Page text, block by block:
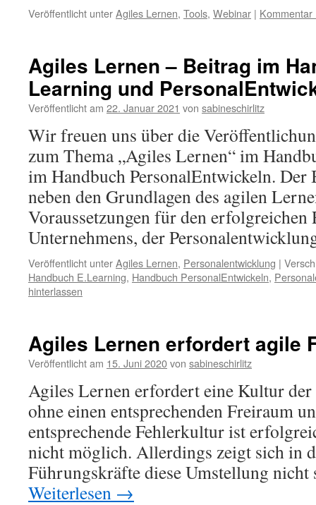
Veröffentlicht unterAgiles Lernen, Tools, Webinar | Kommentar
Agiles Lernen – Beitrag im
Learning und
Veröffentlicht am 22. Januar 2021 von sabineschirlitz
Wir freuen uns über die
zum Thema „Agiles Lernen“ im
im Handbuch PersonalEntwickeln. Der
neben den Grundlagen des agilen
Voraussetzungen für den erfolgreichen
Unternehmens, der
Veröffentlicht unterAgiles Lernen, Personalentwicklung |
Handbuch E.Learning, Handbuch PersonalEntwickeln,
hinterlassen
Agiles Lernen erfordert agile
Veröffentlicht am 15. Juni 2020von sabineschirlitz
Agiles Lernen erfordert eine Kultur
ohne einen entsprechenden Freiraum
entsprechende Fehlerkultur ist
nicht möglich. Allerdings zeigt sich in
Führungskräfte diese Umstellung
Weiterlesen →